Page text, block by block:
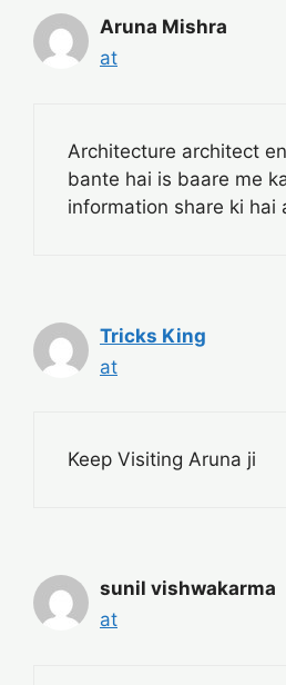
Aruna Mishra
at
Architecture architect
bante hai is baare me
information share ki hai
Tricks King
at
Keep Visiting Aruna ji
sunil vishwakarma
at